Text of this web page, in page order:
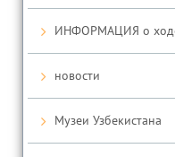
ИНФОРМАЦИЯ о ходе
новости
Музеи Узбекистана